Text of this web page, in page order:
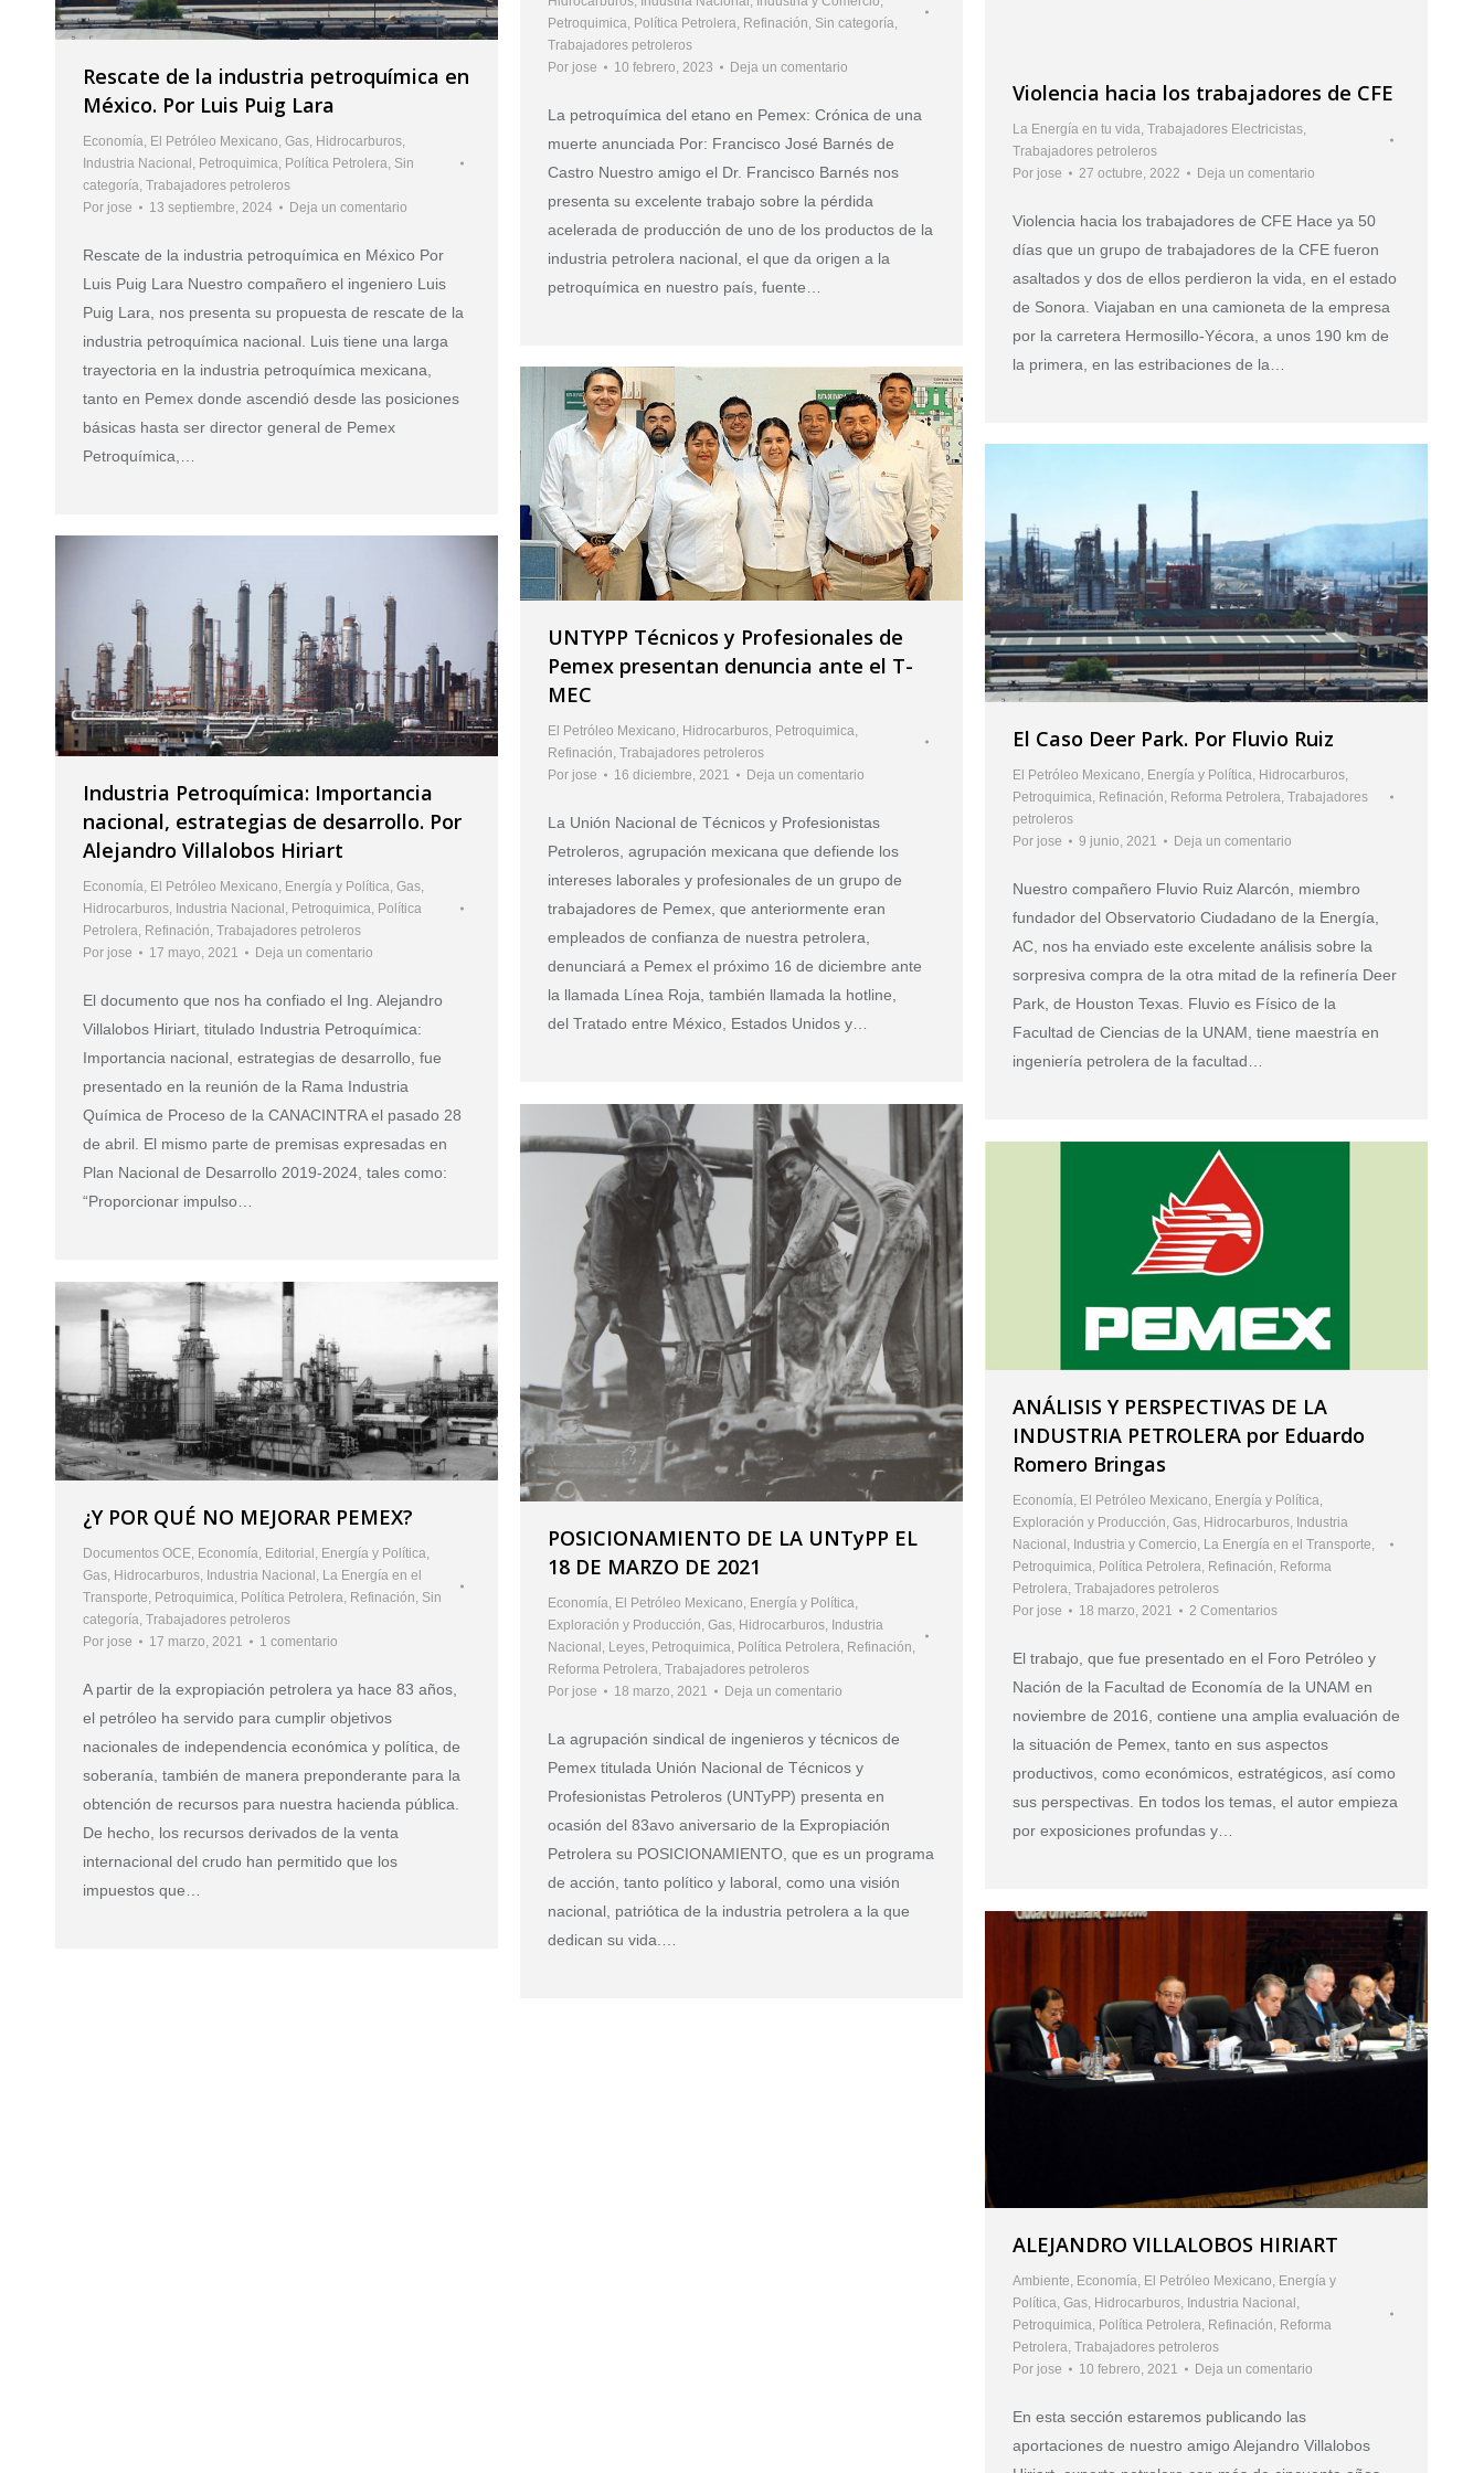
Rescate de la industria petroquímica en
México. Por Luis Puig Lara
Economía, El Petróleo Mexicano, Gas, Hidrocarburos,
Industria Nacional , Petroquimica, Política Petrolera, Sin
categoría, Trabajadores petroleros
Por jose 13 septiembre, 2024 Deja un comentario
Rescate de la industria petroquímica en México Por
Luis Puig Lara Nuestro compañero el ingeniero Luis
Puig Lara, nos presenta su propuesta de rescate de la
industria petroquímica nacional. Luis tiene una larga
trayectoria en la industria petroquímica mexicana,
tanto en Pemex donde ascendió desde las posiciones
básicas hasta ser director general de Pemex
Petroquímica,…
Petroquimica Política Petrolera Refinación Sin categoría
Trabajadores petroleros
Por jose 10 febrero, 2023 Deja un comentario
La petroquímica del etano en Pemex: Crónica de una
muerte anunciada Por: Francisco José Barnés de
Castro Nuestro amigo el Dr. Francisco Barnés nos
presenta su excelente trabajo sobre la pérdida
acelerada de producción de uno de los productos de la
industria petrolera nacional, el que da origen a la
petroquímica en nuestro país, fuente…
Violencia hacia los trabajadores de CFE
La Energía en tu vida Trabajadores Electricistas
Trabajadores petroleros
Por jose 27 octubre, 2022 Deja un comentario
Violencia hacia los trabajadores de CFE Hace ya 50
días que un grupo de trabajadores de la CFE fueron
asaltados y dos de ellos perdieron la vida, en el estado
de Sonora. Viajaban en una camioneta de la empresa
por la carretera Hermosillo-Yécora, a unos 190 km de
la primera, en las estribaciones de la…
UNTYPP Técnicos y Profesionales de
Pemex presentan denuncia ante el T-
MEC
El Petróleo Mexicano Hidrocarburos Petroquimica
Refinación Trabajadores petroleros
Por jose 16 diciembre, 2021 Deja un comentario
La Unión Nacional de Técnicos y Profesionistas
Petroleros, agrupación mexicana que defiende los
intereses laborales y profesionales de un grupo de
trabajadores de Pemex, que anteriormente eran
empleados de confianza de nuestra petrolera,
denunciará a Pemex el próximo 16 de diciembre ante
la llamada Línea Roja, también llamada la hotline,
del Tratado entre México, Estados Unidos y…
El Caso Deer Park. Por Fluvio Ruiz
El Petróleo Mexicano Energía y Política Hidrocarburos
Petroquimica Refinación Reforma Petrolera Trabajadores
petroleros
Por jose 9 junio, 2021 Deja un comentario
Nuestro compañero Fluvio Ruiz Alarcón, miembro
fundador del Observatorio Ciudadano de la Energía,
AC, nos ha enviado este excelente análisis sobre la
sorpresiva compra de la otra mitad de la refinería Deer
Park, de Houston Texas. Fluvio es Físico de la
Facultad de Ciencias de la UNAM, tiene maestría en
ingeniería petrolera de la facultad…
Industria Petroquímica: Importancia
nacional, estrategias de desarrollo. Por
Alejandro Villalobos Hiriart
Economía, El Petróleo Mexicano, Energía y Política, Gas,
Hidrocarburos, Industria Nacional , Petroquimica, Política
Petrolera, Refinación, Trabajadores petroleros
Por jose 17 mayo, 2021 Deja un comentario
El documento que nos ha confiado el Ing. Alejandro
Villalobos Hiriart, titulado Industria Petroquímica:
Importancia nacional, estrategias de desarrollo, fue
presentado en la reunión de la Rama Industria
Química de Proceso de la CANACINTRA el pasado 28
de abril. El mismo parte de premisas expresadas en
Plan Nacional de Desarrollo 2019-2024, tales como:
“Proporcionar impulso…
POSICIONAMIENTO DE LA UNTyPP EL
18 DE MARZO DE 2021
Economía El Petróleo Mexicano Energía y Política
Exploración y Producción Gas Hidrocarburos Industria
Nacional Leyes Petroquimica Política Petrolera Refinación
Reforma Petrolera Trabajadores petroleros
Por jose 18 marzo, 2021 Deja un comentario
La agrupación sindical de ingenieros y técnicos de
Pemex titulada Unión Nacional de Técnicos y
Profesionistas Petroleros (UNTyPP) presenta en
ocasión del 83avo aniversario de la Expropiación
Petrolera su POSICIONAMIENTO, que es un programa
de acción, tanto político y laboral, como una visión
nacional, patriótica de la industria petrolera a la que
dedican su vida.…
ANÁLISIS Y PERSPECTIVAS DE LA
INDUSTRIA PETROLERA por Eduardo
Romero Bringas
Economía, El Petróleo Mexicano, Energía y Política,
Exploración y Producción, Gas, Hidrocarburos, Industria
Nacional , Industria y Comercio, La Energía en el Transporte,
Petroquimica, Política Petrolera, Refinación, Reforma
Petrolera, Trabajadores petroleros
Por jose 18 marzo, 2021 2 Comentarios
El trabajo, que fue presentado en el Foro Petróleo y
Nación de la Facultad de Economía de la UNAM en
noviembre de 2016, contiene una amplia evaluación de
la situación de Pemex, tanto en sus aspectos
productivos, como económicos, estratégicos, así como
sus perspectivas. En todos los temas, el autor empieza
por exposiciones profundas y…
¿Y POR QUÉ NO MEJORAR PEMEX?
Documentos OCE, Economía, Editorial , Energía y Política,
Gas, Hidrocarburos, Industria Nacional , La Energía en el
Transporte, Petroquimica, Política Petrolera, Refinación, Sin
categoría, Trabajadores petroleros
Por jose 17 marzo, 2021 1 comentario
A partir de la expropiación petrolera ya hace 83 años,
el petróleo ha servido para cumplir objetivos
nacionales de independencia económica y política, de
soberanía, también de manera preponderante para la
obtención de recursos para nuestra hacienda pública.
De hecho, los recursos derivados de la venta
internacional del crudo han permitido que los
impuestos que…
ALEJANDRO VILLALOBOS HIRIART
Ambiente, Economía, El Petróleo Mexicano, Energía y
Política, Gas, Hidrocarburos, Industria Nacional ,
Petroquimica, Política Petrolera, Refinación, Reforma
Petrolera, Trabajadores petroleros
Por jose 10 febrero, 2021 Deja un comentario
En esta sección estaremos publicando las
aportaciones de nuestro amigo Alejandro Villalobos